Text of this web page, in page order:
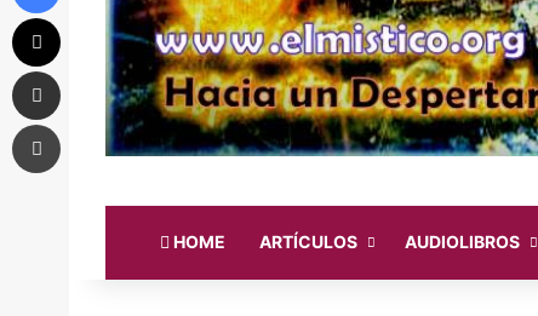
HOME ARTÍCULOS AUDIOLIBROS
Compartir vía correo electrónico
Imprimir